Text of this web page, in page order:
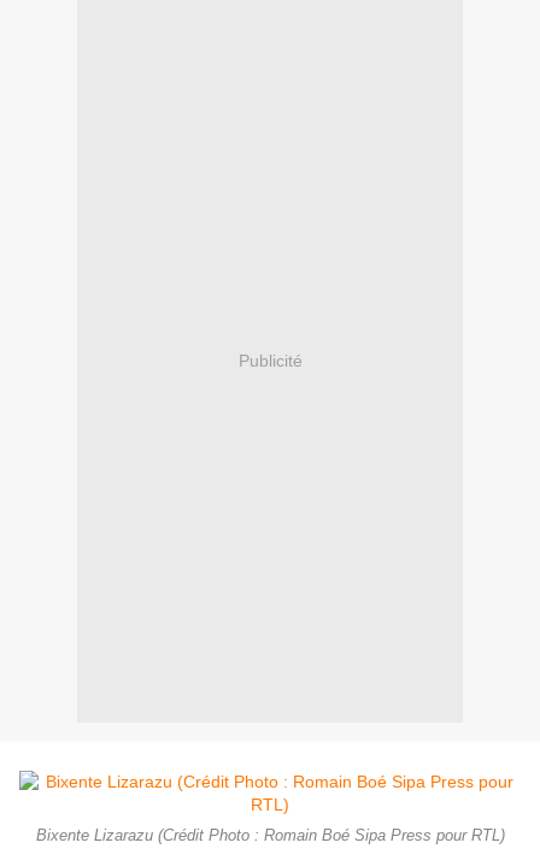
Publicité
Bixente Lizarazu (Crédit Photo : Romain Boé Sipa Press pour RTL)